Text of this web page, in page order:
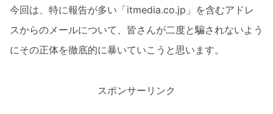
今回は、特に報告が多い「itmedia.co.jp」を含むアドレ
スからのメールについて、皆さんが二度と騙されないよう
にその正体を徹底的に暴いていこうと思います。
スポンサーリンク